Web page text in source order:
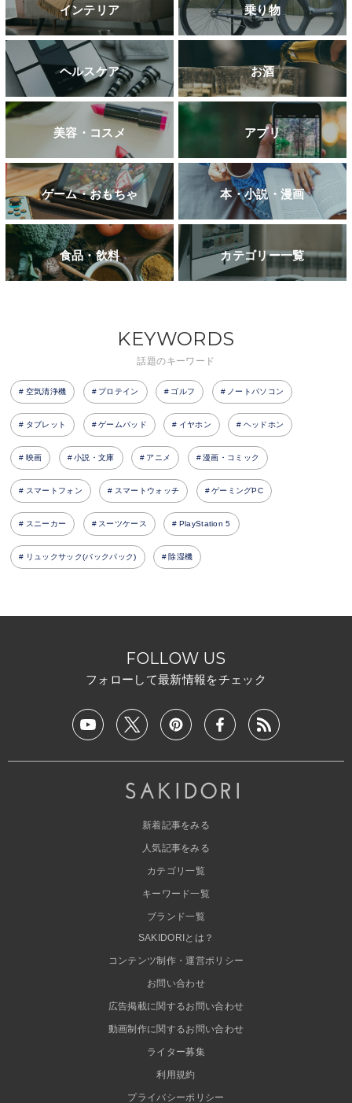
インテリア 乗り物
ヘルスケア お酒
美容・コスメ アプリ
ゲーム・おもちゃ 本・小説・漫画
食品・飲料 カテゴリー一覧
KEYWORDS
話題のキーワード
空気清浄機 プロテイン ゴルフ ノートパソコン
タブレット ゲームパッド イヤホン ヘッドホン
映画 小説・文庫 アニメ 漫画・コミック
スマートフォン スマートウォッチ ゲーミングPC
スニーカー スーツケース PlayStation 5
リュックサック(バックパック) 除湿機
FOLLOW US
フォローして最新情報をチェック
新着記事をみる
人気記事をみる
カテゴリ一覧
キーワード一覧
ブランド一覧
SAKIDORIとは？
コンテンツ制作・運営ポリシー
お問い合わせ
広告掲載に関するお問い合わせ
動画制作に関するお問い合わせ
ライター募集
利用規約
プライバシーポリシー